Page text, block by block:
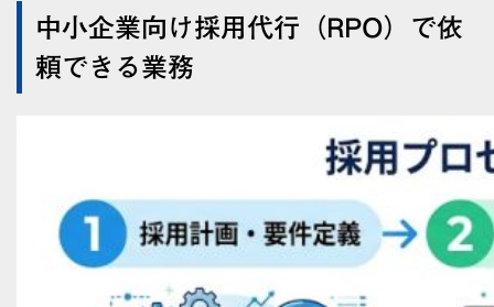
中小企業向け採用代行（RPO）で依
頼できる業務